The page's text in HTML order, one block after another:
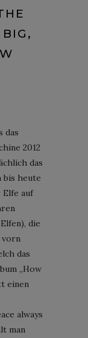
das
2012
das
bis heute
Elfe auf
die
vorn
das
„How
einen
always
man